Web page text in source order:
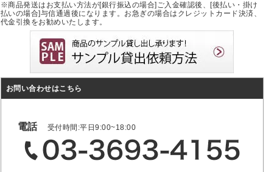
※商品発送はお支払い方法が[銀行振込の場合]ご入金確認後、[後払い・掛け
払いの場合]与信通過後になります。お急ぎの場合はクレジットカード決済、
代金引換をお勧めいたします。
お問い合わせはこちら
電話 受付時間:平日9:00~18:00